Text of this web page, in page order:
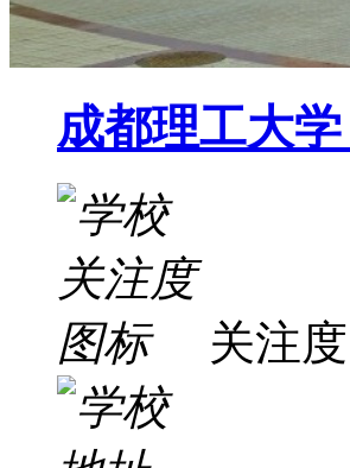
成都理工大学
关注